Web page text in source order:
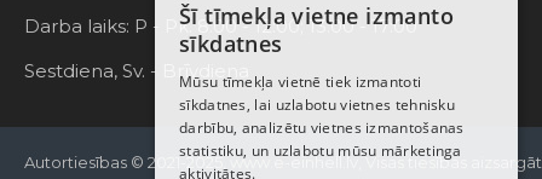
Darba laiks: P - Pk. 8:00 - 12:00; 13:00 - 17:00
Sestdiena, Sv. - Brīvdiena
Autortiesības © 2021-2025, www.e-einhell.lv, Visas tiesības
LATVIAN
ENGLISH
Šī tīmekļa vietne izmanto
sīkdatnes
Mūsu tīmekļa vietnē tiek izmantoti
sīkdatnes, lai uzlabotu vietnes tehnisku
darbību, analizētu vietnes izmantošanas
statistiku, un uzlabotu mūsu mārketinga
aktivitātes.